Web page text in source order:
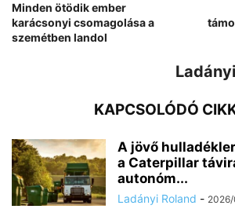
Minden ötödik ember
karácsonyi csomagolása a
szemétben landol
KAPCSOLÓDÓ
A jövő
a Caterpillar
autonóm...
Ladányi Roland -